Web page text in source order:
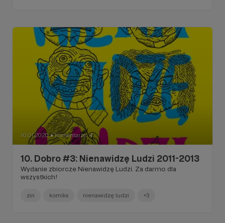
10.01.2020 ● Komentarze: 4
10. Dobro #3: Nienawidzę Ludzi 2011-2013
Wydanie zbiorcze Nienawidzę Ludzi. Za darmo dla
wszystkich!
zin komiks nienawidzę ludzi +3